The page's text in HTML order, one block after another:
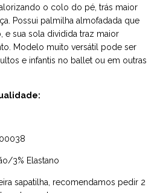
o colo do pé, trás maior
Possui palmilha almofadada que
e sua sola dividida traz maior
Modelo muito versátil pode ser
e infantis no ballet ou em outras
3% Elastano
sapatilha, recomendamos pedir 2